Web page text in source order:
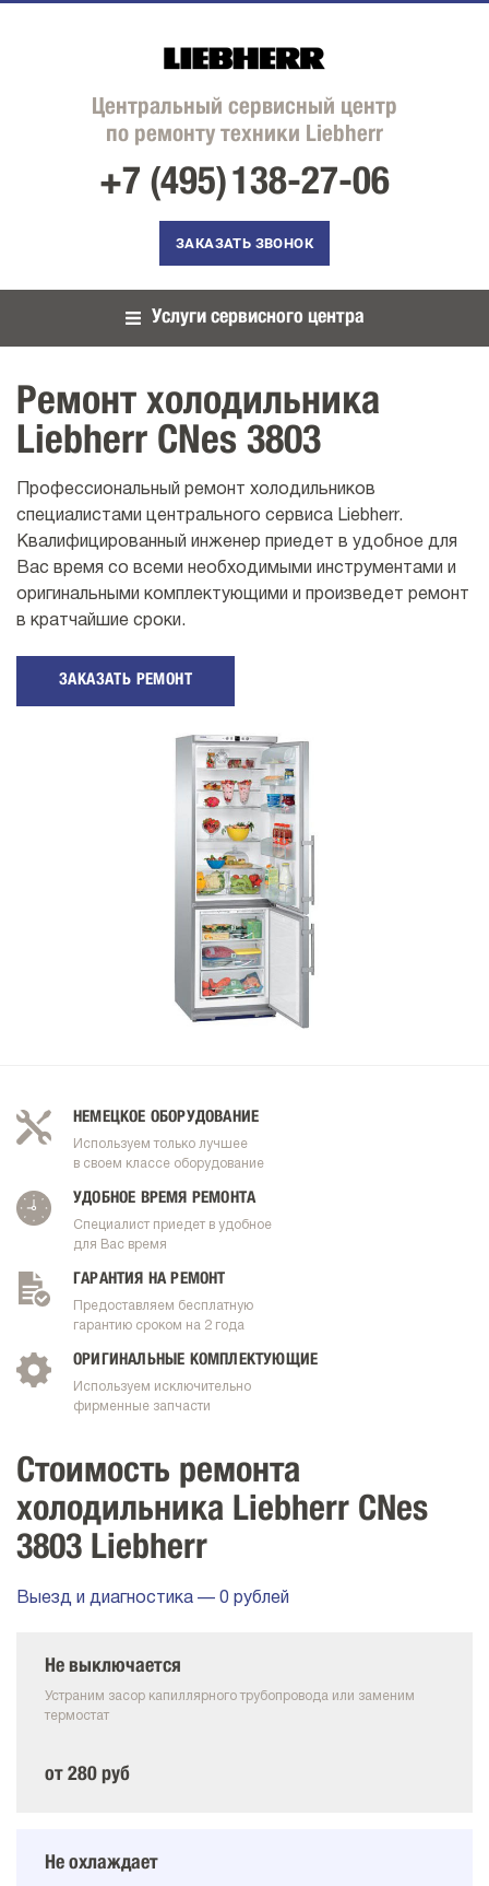
Центральный сервисный центр
по ремонту техники Liebherr
+7 (495)138-27-06
ЗАКАЗАТЬ ЗВОНОК
Услуги сервисного центра
Ремонт холодильника
Liebherr CNes 3803
Профессиональный ремонт холодильников
специалистами центрального сервиса Liebherr.
Квалифицированный инженер приедет в удобное для
Вас время со всеми необходимыми инструментами и
оригинальными комплектующими и произведет ремонт
в кратчайшие сроки.
ЗАКАЗАТЬ РЕМОНТ
НЕМЕЦКОЕ ОБОРУДОВАНИЕ
Используем только лучшее
в своем классе оборудование
УДОБНОЕ ВРЕМЯ РЕМОНТА
Специалист приедет в удобное
для Вас время
ГАРАНТИЯ НА РЕМОНТ
Предоставляем бесплатную
гарантию сроком на 2 года
ОРИГИНАЛЬНЫЕ КОМПЛЕКТУЮЩИЕ
Используем исключительно
фирменные запчасти
Стоимость ремонта
холодильника Liebherr CNes
3803 Liebherr
Выезд и диагностика — 0 рублей
Не выключается
Устраним засор капиллярного трубопровода или заменим
термостат
от 280 руб
Не охлаждает